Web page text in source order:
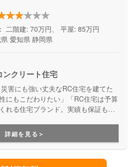
二階建: 70万円、 平屋: 85万円
愛知県 静岡県
クリート住宅
災害にも強い丈夫なRC住宅を建てた
にもこだわりたい」「RC住宅は予算
れる住宅ブランド。実績も保証も万
詳細を見る＞